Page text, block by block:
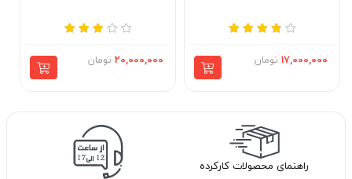
17,000,000 تومان 20,000,000 تومان
راهنمای محصولات کارکرده